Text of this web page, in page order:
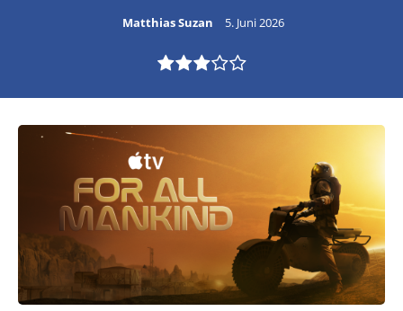
Matthias Suzan 5. Juni 2026